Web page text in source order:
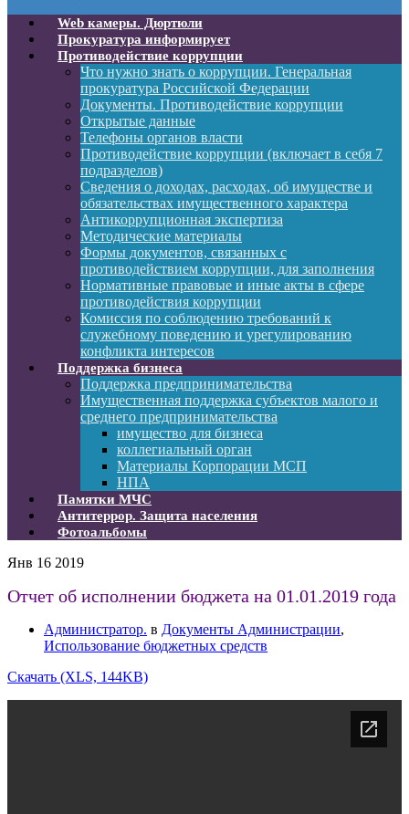
Web камеры. Дюртюли
Прокуратура информирует
Противодействие коррупции
Что нужно знать о коррупции. Генеральная
прокуратура Российской Федерации
Документы. Противодействие коррупции
Открытые данные
Телефоны органов власти
Противодействие коррупции (включает в себя 7
подразделов)
Сведения о доходах, расходах, об имуществе и
обязательствах имущественного характера
Антикоррупционная экспертиза
Методические материалы
Формы документов, связанных с
противодействием коррупции, для заполнения
Нормативные правовые и иные акты в сфере
противодействия коррупции
Комиссия по соблюдению требований к
служебному поведению и урегулированию
конфликта интересов
Поддержка бизнеса
Поддержка предпринимательства
Имущественная поддержка субъектов малого и
среднего предпринимательства
имущество для бизнеса
коллегиальный орган
Материалы Корпорации МСП
НПА
Памятки МЧС
Антитеррор. Защита населения
Фотоальбомы
Янв 16 2019
Отчет об исполнении бюджета на 01.01.2019 года
Администратор. в Документы Администрации,
Использование бюджетных средств
Скачать (XLS, 144KB)